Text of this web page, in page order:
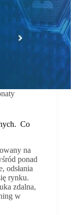
Co
na
ponad
odsłania
rynku.
zdalna,
w